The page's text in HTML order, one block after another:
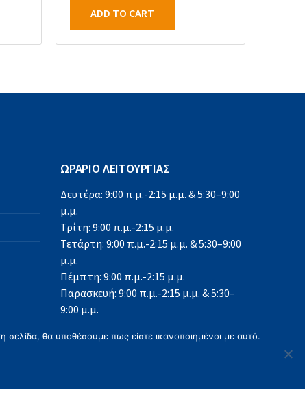
ADD TO CART
ΩΡΑΡΙΟ ΛΕΙΤΟΥΡΓΙΑΣ
Δευτέρα: 9:00 π.μ.-2:15 μ.μ. & 5:30–9:00
μ.μ.
Τρίτη: 9:00 π.μ.-2:15 μ.μ.
Τετάρτη: 9:00 π.μ.-2:15 μ.μ. & 5:30–9:00
μ.μ.
Πέμπτη: 9:00 π.μ.-2:15 μ.μ.
Παρασκευή: 9:00 π.μ.-2:15 μ.μ. & 5:30–
9:00 μ.μ.
Κυριακή: Κλειστά
σελίδα, θα υποθέσουμε πως είστε ικανοποιημένοι με αυτό.